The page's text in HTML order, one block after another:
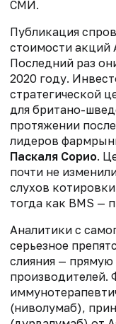
СМИ.
Публикация
стоимости акций
Последний раз
2020 году.
стратегической
для британо-
протяжении
лидеров
Паскаля Сорио.
почти не
слухов
тогда как BMS —
Аналитики с
серьезное
слияния —
производителей.
(ниволумаб),